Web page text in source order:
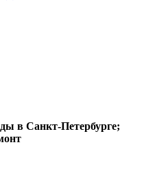
в Санкт-Петербурге;